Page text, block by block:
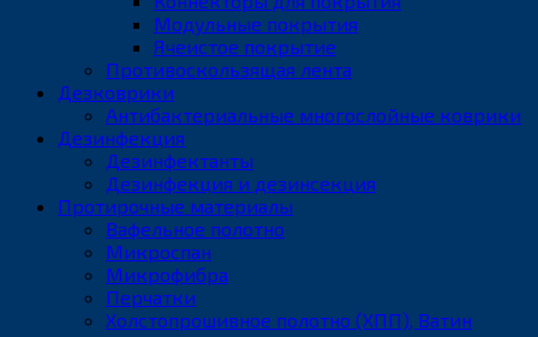
Модульные покрытия
Ячеистое покрытие
Противоскользящая лента
Дезковрики
Антибактериальные многослойные коврики
Дезинфекция
Дезинфектанты
Дезинфекция и дезинсекция
Протирочные материалы
Вафельное полотно
Микроспан
Микрофибра
Перчатки
Холстопрошивное полотно (ХПП), Ватин